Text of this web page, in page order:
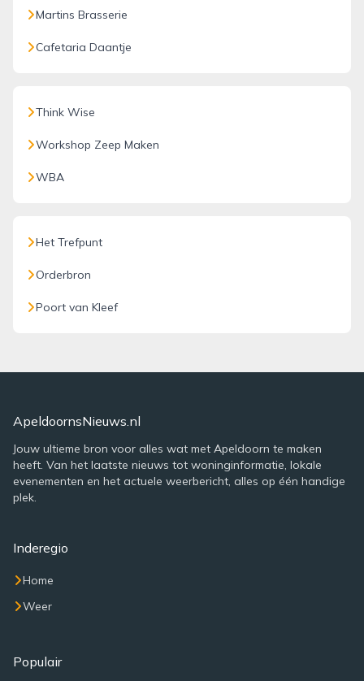
Martins Brasserie
Cafetaria Daantje
Think Wise
Workshop Zeep Maken
WBA
Het Trefpunt
Orderbron
Poort van Kleef
ApeldoornsNieuws.nl
Jouw ultieme bron voor alles wat met Apeldoorn te maken
heeft. Van het laatste nieuws tot woninginformatie, lokale
evenementen en het actuele weerbericht, alles op één handige
plek.
Inderegio
Home
Weer
Populair